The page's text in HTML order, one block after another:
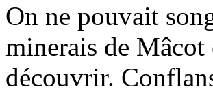
On ne pouvait
minerais de Mâcot
découvrir.